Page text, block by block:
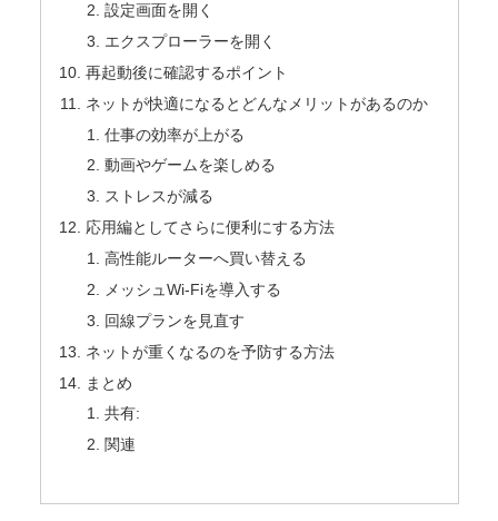
設定画面を開く
エクスプローラーを開く
再起動後に確認するポイント
ネットが快適になるとどんなメリットがあるのか
仕事の効率が上がる
動画やゲームを楽しめる
ストレスが減る
応用編としてさらに便利にする方法
高性能ルーターへ買い替える
メッシュWi-Fiを導入する
回線プランを見直す
ネットが重くなるのを予防する方法
まとめ
共有:
関連